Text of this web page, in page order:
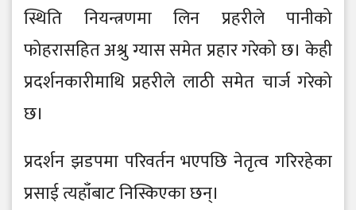
स्थिति नियन्त्रणमा लिन प्रहरीले पानीको
फोहरासहित अश्रु ग्यास समेत प्रहार गरेको छ। केही
प्रदर्शनकारीमाथि प्रहरीले लाठी समेत चार्ज गरेको
छ।
प्रदर्शन झडपमा परिवर्तन भएपछि नेतृत्व गरिरहेका
प्रसाई त्यहाँबाट निस्किएका छन्।